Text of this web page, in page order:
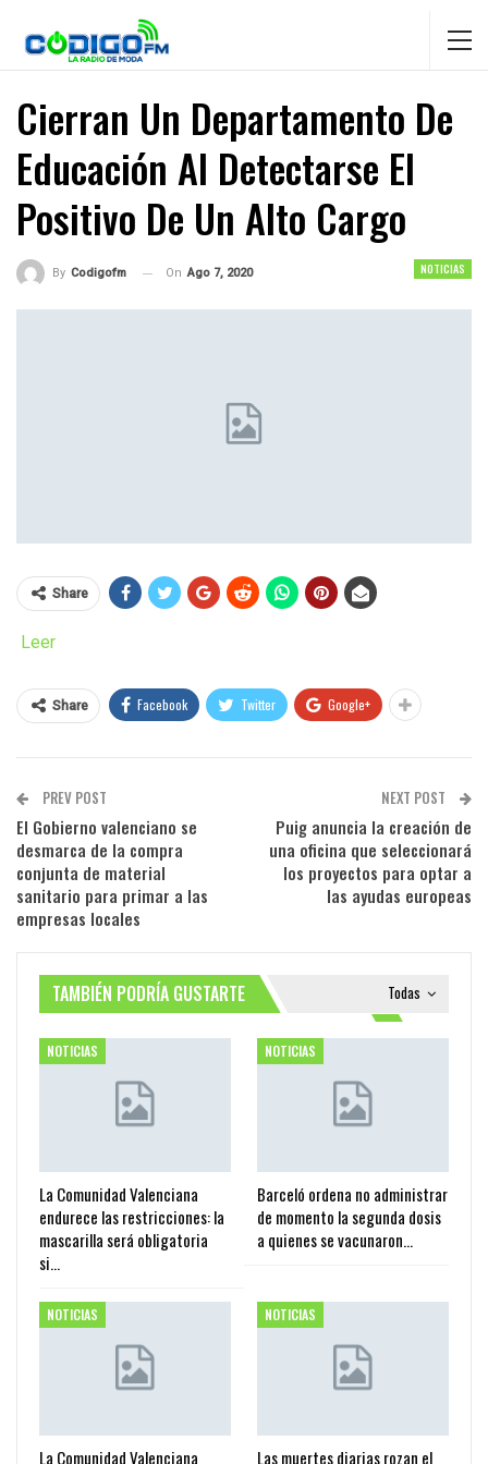
Cierran Un Departamento De
Educación Al Detectarse El
Positivo De Un Alto Cargo
NOTICIAS
By Codigofm On Ago 7, 2020
Share
Leer
Share Facebook Twitter Google+
PREV POST
El Gobierno valenciano se
desmarca de la compra
conjunta de material
sanitario para primar a las
empresas locales
NEXT POST
Puig anuncia la creación de
una oficina que seleccionará
los proyectos para optar a
las ayudas europeas
Todas
TAMBIÉN PODRÍA GUSTARTE
NOTICIAS
La Comunidad Valenciana
endurece las restricciones: la
mascarilla será obligatoria
si…
NOTICIAS
Barceló ordena no administrar
de momento la segunda dosis
a quienes se vacunaron…
NOTICIAS
La Comunidad Valenciana
NOTICIAS
Las muertes diarias rozan el